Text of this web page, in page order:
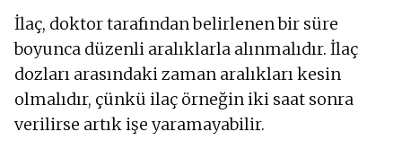
İlaç, doktor tarafından belirlenen bir süre
boyunca düzenli aralıklarla alınmalıdır. İlaç
dozları arasındaki zaman aralıkları kesin
olmalıdır, çünkü ilaç örneğin iki saat sonra
verilirse artık işe yaramayabilir.